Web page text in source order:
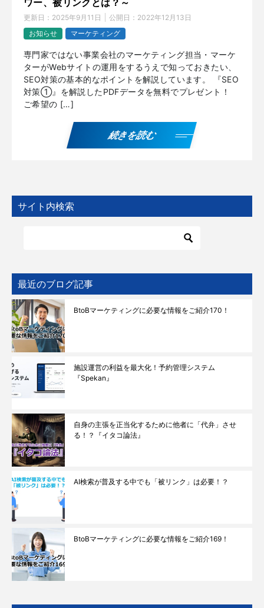
更新日： 2025年9月11日 公開日： 2022年12月13日
お知らせ
マーケティング
専門家ではない事業会社のマーケティング担当・マーケ
ターがWebサイトの運用をするうえで知っておきたい、
SEO対策の基本的なポイントを解説しています。 『SEO
対策①』を解説したPDFデータを無料でプレゼント！
ご希望の […]
続きを読む
サイト内検索
最近のブログ記事
BtoBマーケティングに必要な情報をご紹介170！
施設運営の利益を最大化！予約管理システム
『Spekan』
自身の主張を正当化するために他者に「代弁」させ
る！？『イタコ論法』
AI検索が普及する中でも「被リンク」は必要！？
BtoBマーケティングに必要な情報をご紹介169！